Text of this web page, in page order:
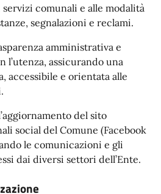
servizi comunali e alle modalità
segnalazioni e reclami.
amministrativa e
l’utenza, assicurando una
accessibile e orientata alle
del sito
social del Comune (Facebook
le comunicazioni e gli
dai diversi settori dell’Ente.